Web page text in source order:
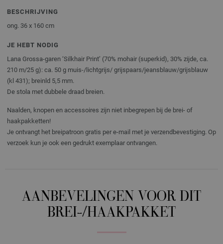
BESCHRIJVING
ong. 36 x 160 cm
JE HEBT NODIG
Lana Grossa-garen ‘Silkhair Print’ (70% mohair (superkid), 30% zijde, ca.
210 m/25 g): ca. 50 g muis-/lichtgrijs/ grijspaars/jeansblauw/grijsblauw
(kl 431); breinld 5,5 mm.
De stola met dubbele draad breien.
Naalden, knopen en accessoires zijn niet inbegrepen bij de brei- of
haakpakketten!
Je ontvangt het breipatroon gratis per e-mail met je verzendbevestiging. Op
verzoek kun je ook een gedrukt exemplaar ontvangen.
AANBEVELINGEN VOOR DIT
BREI-/HAAKPAKKET